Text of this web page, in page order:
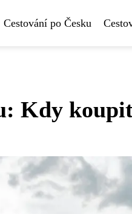
Cestování po Česku
Kdy